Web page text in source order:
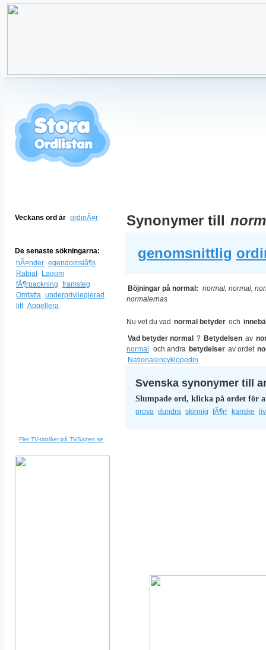
Veckans ord är ordinÃ¤r
De senaste sökningarna:
hÃ¤nder egendomslã¶s
Rabiat
Lagom
fÃ¶rpackning framsteg
Omfatta underprivilegierad
lift Appellera
Fler TV-tablåer på TVSajten.se
Synonymer till
genomsnittlig
Böjningar på normal: normal, normal,
normalernas
Nu vet du vad normal betyder och
Vad betyder normal ? Betydelsen av
normal
och andra betydelser av ordet
Nationalencyklopedin
Svenska synonymer till
Slumpade ord, klicka på ordet för
prova dundra skinnig fÃ¶rr kanske